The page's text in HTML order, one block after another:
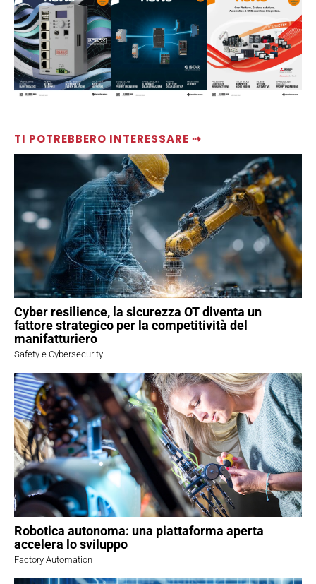
TI POTREBBERO INTERESSARE ⇢
Cyber resilience, la sicurezza OT diventa un
fattore strategico per la competitività del
manifatturiero
Safety e Cybersecurity
Robotica autonoma: una piattaforma aperta
accelera lo sviluppo
Factory Automation